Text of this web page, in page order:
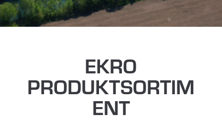
EKRO
PRODUKTSORTIM
ENT